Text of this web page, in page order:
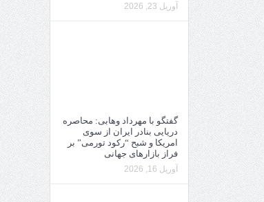
آوریل 23, 2026
گفتگو با مهرداد وهابی: محاصره
دریایی بنادر ایران از سوی
امریکا و شبح “رکود تورمی” بر
فراز بازارهای جهانی
آوریل 16, 2026